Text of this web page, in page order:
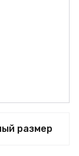
размер